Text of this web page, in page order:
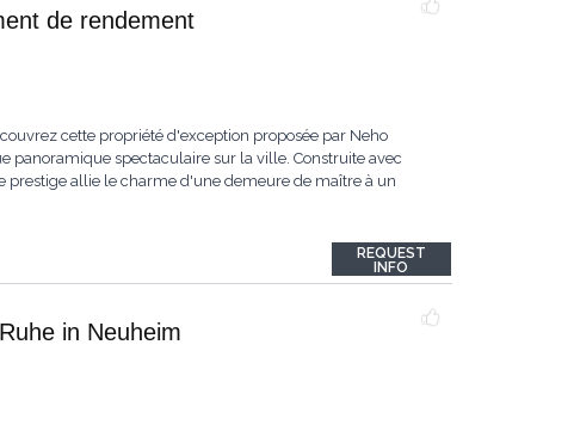
de rendement
cette propriété d'exception proposée par Neho
panoramique spectaculaire sur la ville. Construite avec
prestige allie le charme d'une demeure de maître à un
REQUEST
INFO
in Neuheim